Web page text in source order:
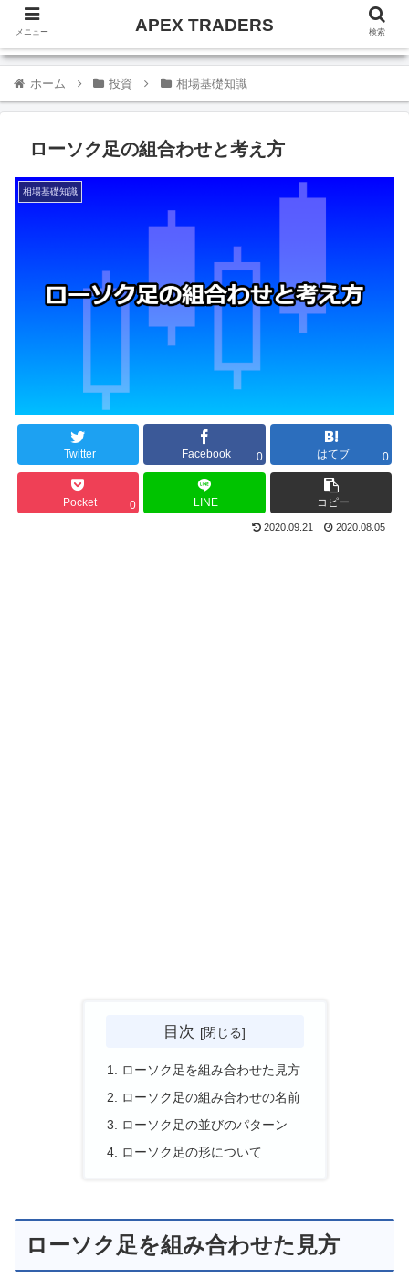
ホーム 投資 相場基礎知識
ローソク足の組合わせと考え方
相場基礎知識
Twitter Facebook 0 はてブ 0
Pocket 0 LINE コピー
2020.09.21 2020.08.05
目次
ローソク足を組み合わせた見方
ローソク足の組み合わせの名前
ローソク足の並びのパターン
ローソク足の形について
ローソク足を組み合わせた見方
メニュー APEX TRADERS 検索